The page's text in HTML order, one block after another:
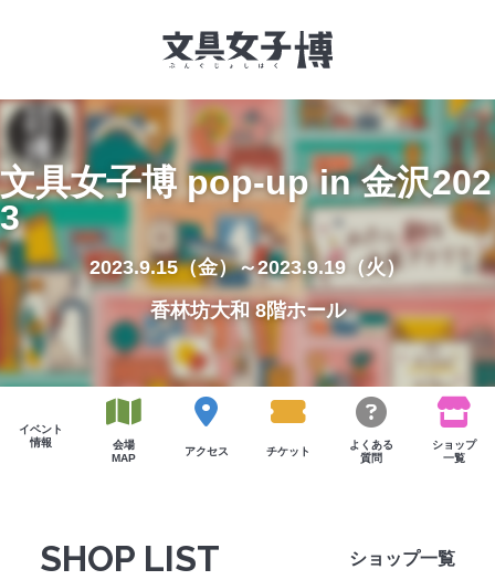
文具女子博とは
イベント一覧
NEWS
文具女子アワード
アイデアコンペ
レポート
SHARE ME!
文具女子博 pop-up in 金沢202
3
2023.9.15（金）～2023.9.19（火）
香林坊大和 8階ホール
イベント
情報
会場
MAP
アクセス チケット
よくある
質問
ショップ
一覧
SHOP LIST ショップ一覧